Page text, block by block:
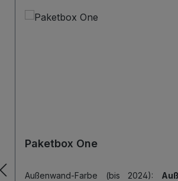
kontakt@mypaketkasten.de
Paketbox One
Außenwand-Farbe (bis 2024):